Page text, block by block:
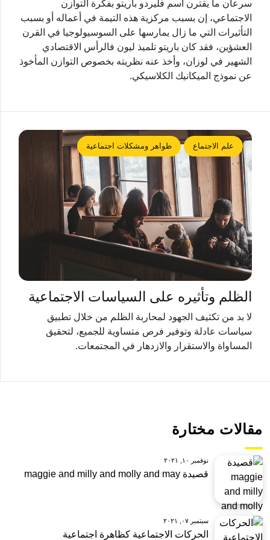
سرعان ما يقترن اسم فليردو باريتو بفكرة التوازن
الاجتماعي، إن بسبب مركزية هذه التيمة في أعماله أو بسبب
التأثيرات التي ما زال يمارسها على السوسيولوجيا في القرن
العشؤين، فقد كان باريتو تلميذ ليون فالرأس الاقتصادي
الشهير في لوزان، وأخذ عنه نظريته بخصوص التوازن المأخوذ
عن نموذج الميكانيك الكلاسيكي.
علم الاجتماع ظواهر ومشكلات اجتماعية
الظلم وتأثيره على السياسات الاجتماعية
لا بد من تكثيف الجهود لمحاربة الظلم من خلال تطبيق
سياسات عادلة وتوفير فرص متساوية للجميع، لتحقيق
المساواة والاستقرار والازدهار في المجتمعات.
مقالات مختارة
نوفمبر ١٠, ٢٠٢١
قصيدة maggie and milly and molly and may
سبتمبر ٠٧, ٢٠٢١
الحركات الاجتماعية كظاهرة اجتماعية